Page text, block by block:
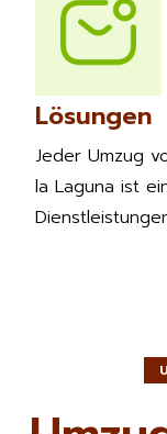
Lösungen
Jeder Umzug
la Laguna ist